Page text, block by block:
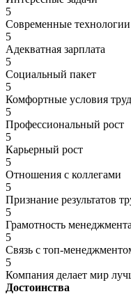
5
Современные технологии
5
Адекватная зарплата
5
Социальный пакет
5
Комфортные условия
5
Профессиональный рост
5
Карьерный рост
5
Отношения с коллегами
5
Признание результатов
5
Грамотность менеджмента
5
Связь с топ-
5
Компания делает мир
Достоинства